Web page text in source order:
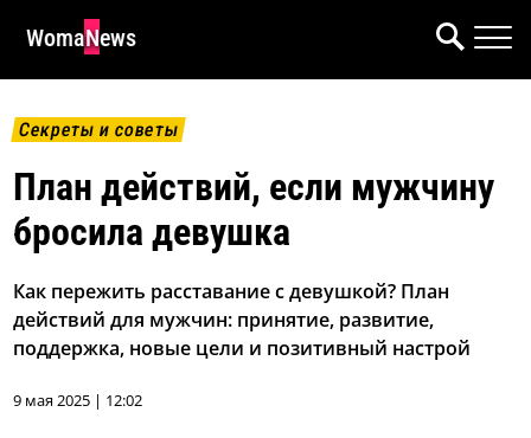
WomaNews
Секреты и советы
План действий, если мужчину
бросила девушка
Как пережить расставание с девушкой? План
действий для мужчин: принятие, развитие,
поддержка, новые цели и позитивный настрой
9 мая 2025 | 12:02